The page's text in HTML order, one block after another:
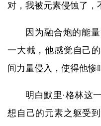
对，我被元素侵蚀了，
因为融合炮的能
一大截，他感觉自己
间力量侵入，使得他惨
明白默里·格林这
想自己的元素之躯受